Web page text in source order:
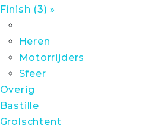
Finish (3) »
Heren
Motorrijders
Sfeer
Overig
Bastille
Grolschtent